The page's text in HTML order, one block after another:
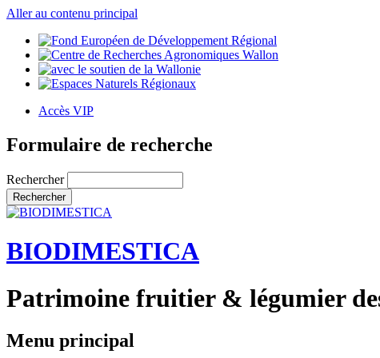
Aller au contenu principal
Accès VIP
Formulaire de recherche
Rechercher
BIODIMESTICA
Patrimoine fruitier & légumier
Menu principal